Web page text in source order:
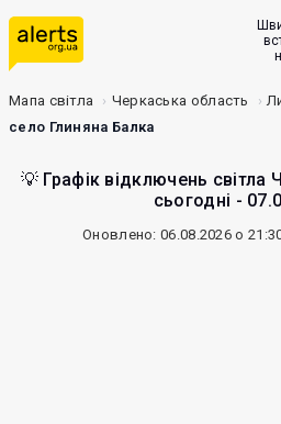
Мапа світла Черкаська область
село Глиняна Балка
💡 Графік відключень світла
сьогодні -
Оновлено: 06.08.2026 о